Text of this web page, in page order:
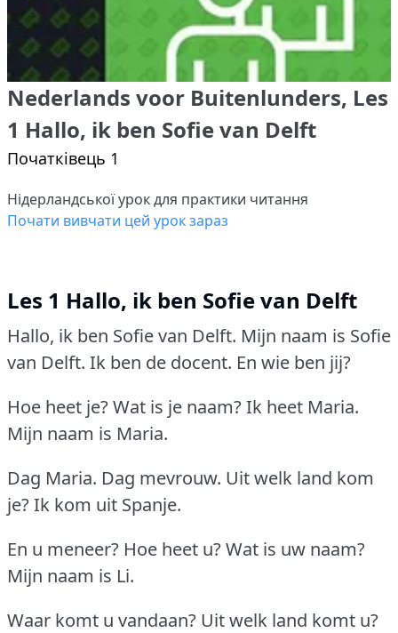
Nederlands voor Buitenlunders, Les
1 Hallo, ik ben Sofie van Delft
Початківець 1
Нідерландської урок для практики читання
Почати вивчати цей урок зараз
Les 1 Hallo, ik ben Sofie van Delft
Hallo, ik ben Sofie van Delft. Mijn naam is Sofie
van Delft. Ik ben de docent. En wie ben jij?
Hoe heet je?Wat is je naam?Ik heet Maria.
Mijn naam is Maria.
Dag Maria. Dag mevrouw. Uit welk land kom
je?Ik kom uit Spanje.
En u meneer? Hoe heet u?Wat is uw naam?
Mijn naam is Li.
Waar komt u vandaan? Uit welk land komt u?